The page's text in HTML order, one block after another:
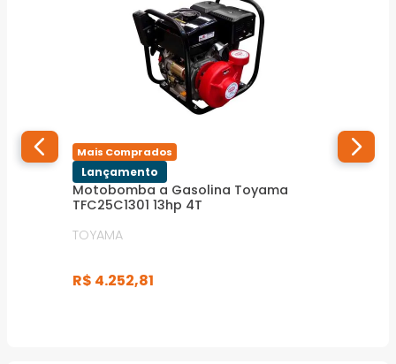
Mais Comprados
Lançamento
Motobomba a Gasolina Toyama
TFC25C1301 13hp 4T
TOYAMA
R$ 4.252,81